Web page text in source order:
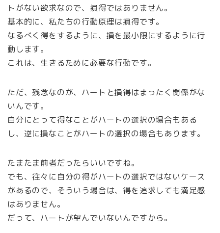
トがない欲求なので、損得ではありません。
基本的に、私たちの行動原理は損得です。
なるべく得をするように、損を最小限にするように行
動します。
これは、生きるために必要な行動です。
ただ、残念なのが、ハートと損得はまったく関係がな
いんです。
自分にとって得なことがハートの選択の場合もある
し、逆に損なことがハートの選択の場合もあります。
たまたま前者だったらいいですね。
でも、往々に自分の得がハートの選択ではないケース
があるので、そういう場合は、得を追求しても満足感
はありません。
だって、ハートが望んでいないんですから。